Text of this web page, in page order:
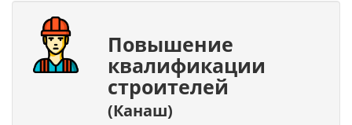
Повышение
квалификации
строителей
(Канаш)